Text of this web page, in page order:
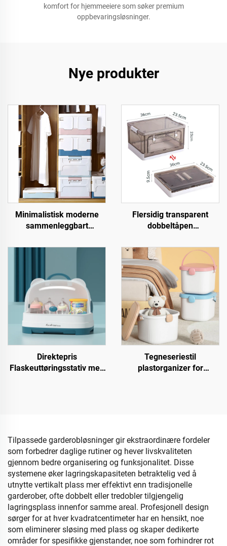
komfort for hjemmeeiere som søker premium
oppbevaringsløsninger.
Nye produkter
Minimalistisk moderne
sammenleggbart
rektangulær brettbar
Flersidig transparent
dobbeltåpen
rektangulær avtagbar
sammenleggbart camping
brettbar rektangulær boks
Direktepris
Flaskeuttøringsstativ med
Tegneseriestil
plastorganizer for
Tilpassede garderobløsninger gir ekstraordinære fordeler
som forbedrer daglige rutiner og hever livskvaliteten
gjennom bedre organisering og funksjonalitet. Disse
systemene øker lagringskapasiteten betraktelig ved å
utnytte vertikalt plass mer effektivt enn tradisjonelle
garderober, ofte dobbelt eller tredobler tilgjengelig
lagringsplass innenfor samme areal. Profesjonell design
sørger for at hver kvadratcentimeter har en hensikt, noe
som eliminerer sløsing med plass og skaper dedikerte
områder for spesifikke gjenstander, noe som forhindrer rot